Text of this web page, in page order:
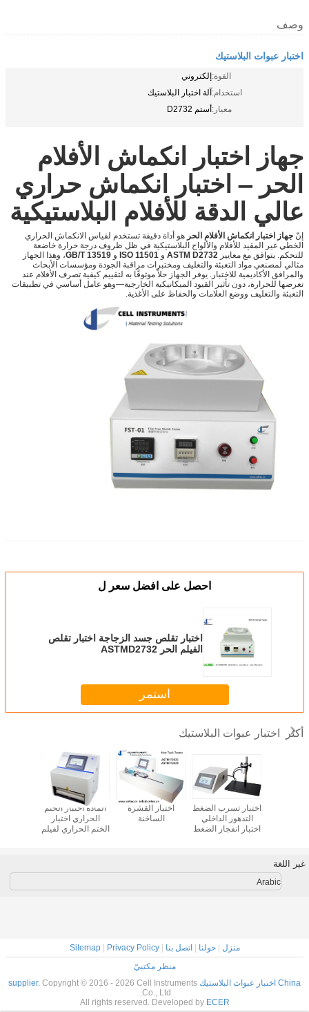
وصف
اختبار عبوات البلاستيك
القوة:إلكتروني
استخدام:آلة اختبار البلاستيك
معيار:أستم D2732
جهاز اختبار انكماش الأفلام
الحر – اختبار انكماش حراري
عالي الدقة للأفلام البلاستيكية
إنّ جهاز اختبار انكماش الأفلام الحر هو أداة دقيقة تستخدم لقياس الانكماش الحراري
الخطي غير المقيد للأفلام والألواح البلاستيكية في ظل ظروف درجة حرارة خاضعة
للتحكم. يتوافق مع معايير ASTM D2732 و ISO 11501 و GB/T 13519، وهذا الجهاز
مثالي لمصنعي مواد التعبئة والتغليف ومختبرات مراقبة الجودة ومؤسسات الأبحاث
والمرافق الأكاديمية للاختبار. يوفر الجهاز حلاً موثوقًا به لتقييم كيفية تصرف الأفلام عند
تعرضها للحرارة، دون تأثير القيود الميكانيكية الخارجية—وهو عامل أساسي في تطبيقات
التعبئة والتغليف ووضع العلامات والحفاظ على الأغذية.
احصل على افضل سعر ل
اختبار تقلص جسد الزجاجة اختبار تقلص
الفيلم الحر ASTMD2732
استمر
أكثر اختبار عبوات البلاستيك
المادة اختبار الختم
الحراري اختبار
الختم الحراري لفيلم
اختبار القشرة
الساخنة
اختبار تسرب الضغط
التدهور الداخلي
اختبار انفجار الضغط
غير اللغة
Arabic
منزل |حولنا |اتصل بنا |
Sitemap| Privacy Policy
منظر مكتبيّ
China اختبار عبوات البلاستيك supplier.
Copyright © 2016 - 2026 Cell Instruments
Co., Ltd..
All rights reserved. Developed by ECER